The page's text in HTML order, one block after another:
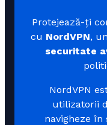
Protejează-ți
cu NordVPN,
securitate
NordVPN
utilizatorii
navigheze în